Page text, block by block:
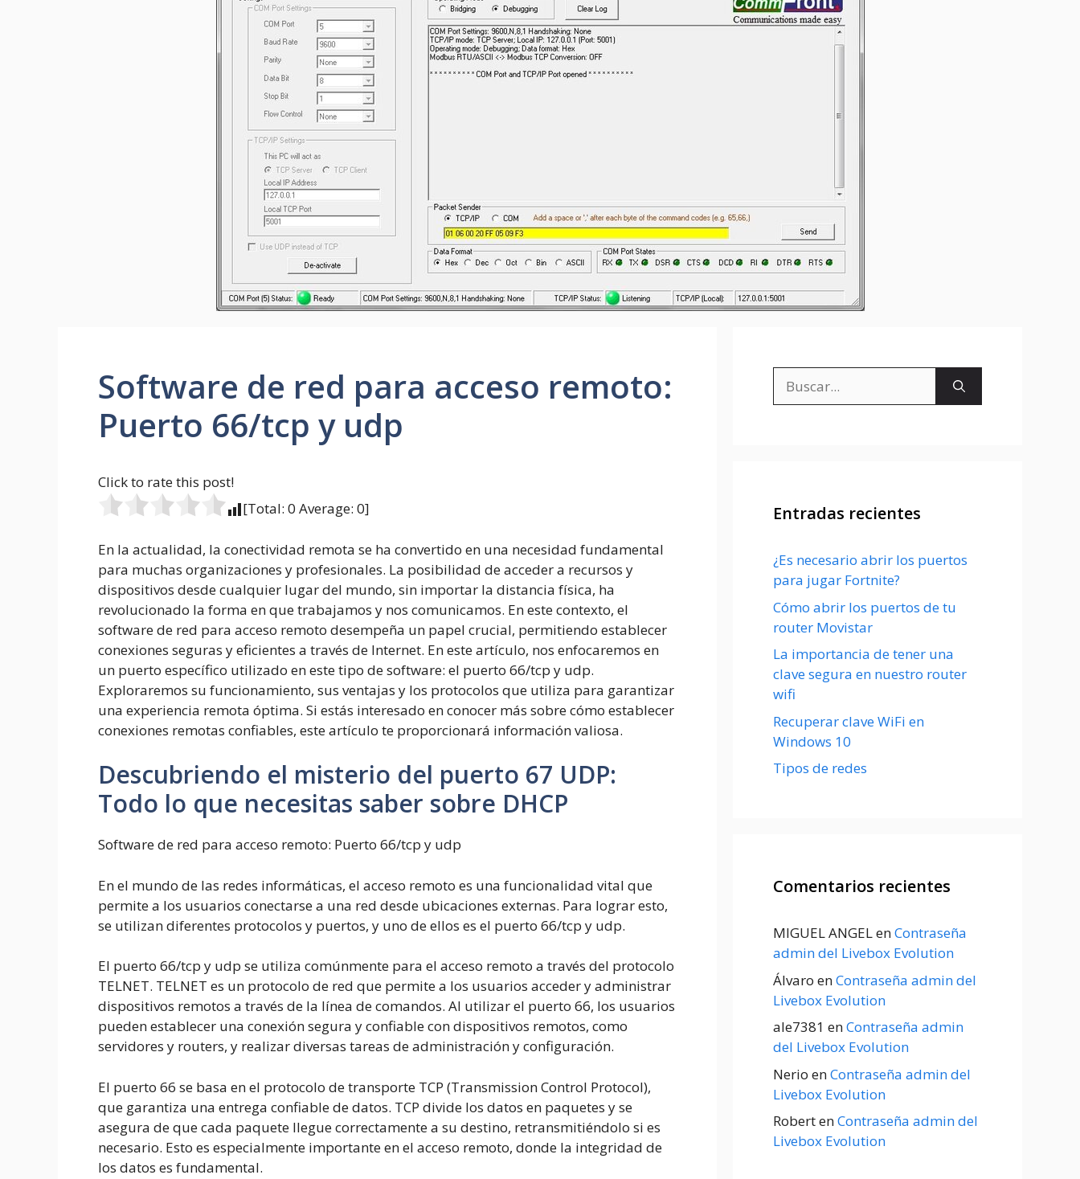
Software de red para acceso remoto:
Puerto 66/tcp y udp
Click to rate this post!
[Total: 0 Average: 0]
En la actualidad, la conectividad remota se ha convertido en una necesidad fundamental
para muchas organizaciones y profesionales. La posibilidad de acceder a recursos y
dispositivos desde cualquier lugar del mundo, sin importar la distancia física, ha
revolucionado la forma en que trabajamos y nos comunicamos. En este contexto, el
software de red para acceso remoto desempeña un papel crucial, permitiendo establecer
conexiones seguras y eficientes a través de Internet. En este artículo, nos enfocaremos en
un puerto específico utilizado en este tipo de software: el puerto 66/tcp y udp.
Exploraremos su funcionamiento, sus ventajas y los protocolos que utiliza para garantizar
una experiencia remota óptima. Si estás interesado en conocer más sobre cómo establecer
conexiones remotas confiables, este artículo te proporcionará información valiosa.
Descubriendo el misterio del puerto 67 UDP:
Todo lo que necesitas saber sobre DHCP
Software de red para acceso remoto: Puerto 66/tcp y udp
En el mundo de las redes informáticas, el acceso remoto es una funcionalidad vital que
permite a los usuarios conectarse a una red desde ubicaciones externas. Para lograr esto,
se utilizan diferentes protocolos y puertos, y uno de ellos es el puerto 66/tcp y udp.
El puerto 66/tcp y udp se utiliza comúnmente para el acceso remoto a través del protocolo
TELNET. TELNET es un protocolo de red que permite a los usuarios acceder y administrar
dispositivos remotos a través de la línea de comandos. Al utilizar el puerto 66, los usuarios
pueden establecer una conexión segura y confiable con dispositivos remotos, como
servidores y routers, y realizar diversas tareas de administración y configuración.
El puerto 66 se basa en el protocolo de transporte TCP (Transmission Control Protocol),
que garantiza una entrega confiable de datos. TCP divide los datos en paquetes y se
asegura de que cada paquete llegue correctamente a su destino, retransmitiéndolo si es
necesario. Esto es especialmente importante en el acceso remoto, donde la integridad de
los datos es fundamental.
Entradas recientes
¿Es necesario abrir los puertos
para jugar Fortnite?
Cómo abrir los puertos de tu
router Movistar
La importancia de tener una
clave segura en nuestro router
wifi
Recuperar clave WiFi en
Windows 10
Tipos de redes
Comentarios recientes
MIGUEL ANGELenContraseña
admin del Livebox Evolution
Álvaro enContraseña admin del
Livebox Evolution
ale7381 enContraseña admin
del Livebox Evolution
Nerio enContraseña admin del
Livebox Evolution
RobertenContraseña admin del
Livebox Evolution